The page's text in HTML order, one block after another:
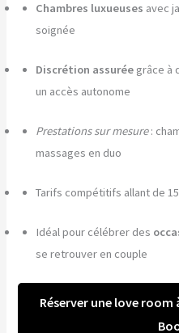
Chambres luxueuses avec
soignée
Discrétion assurée grâce à
un accès autonome
Prestations sur mesure:
massages en duo
Tarifs compétitifs allant de
Idéal pour célébrer des
se retrouver en couple
Réserver une love